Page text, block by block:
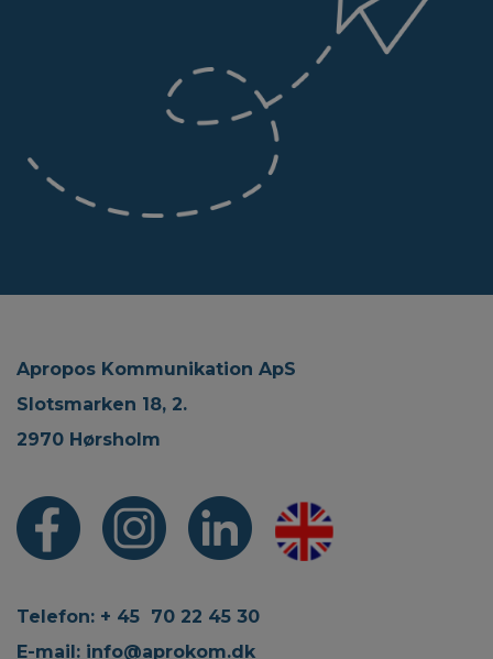
Apropos Kommunikation ApS
Slotsmarken 18, 2.
2970 Hørsholm
Telefon: + 45 70 22 45 30
E-mail: info@aprokom.dk